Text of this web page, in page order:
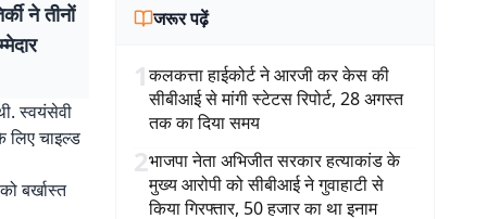
ने तीनों
स्वयंसेवी
लिए चाइल्ड
बर्खास्त
जरूर पढ़ें
1कलकत्ता हाईकोर्ट ने आरजी कर केस की
सीबीआई से मांगी स्टेटस रिपोर्ट, 28 अगस्त
तक का दिया समय
2भाजपा नेता अभिजीत सरकार हत्याकांड के
मुख्य आरोपी को सीबीआई ने गुवाहाटी से
किया गिरफ्तार, 50 हजार का था इनाम